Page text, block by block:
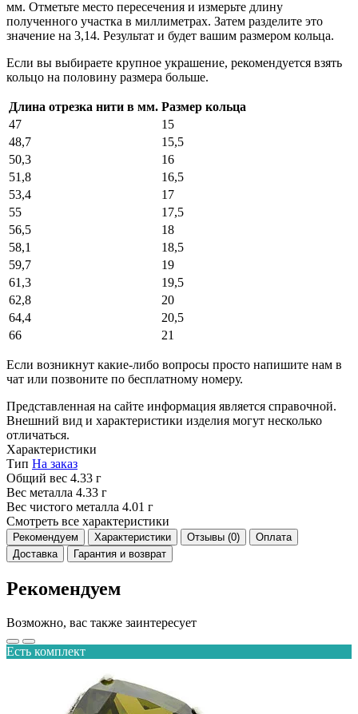
мм. Отметьте место пересечения и измерьте длину
полученного участка в миллиметрах. Затем разделите это
значение на 3,14. Результат и будет вашим размером кольца.
Если вы выбираете крупное украшение, рекомендуется взять
кольцо на половину размера больше.
Длина отрезка нити в мм. Размер кольца
47
15
48,7
15,5
50,3
16
51,8
16,5
53,4
17
55
17,5
56,5
18
58,1
18,5
59,7
19
61,3
19,5
62,8
20
64,4
20,5
66
21
Если возникнут какие-либо вопросы просто напишите нам в
чат или позвоните по бесплатному номеру.
Представленная на сайте информация является справочной.
Внешний вид и характеристики изделия могут несколько
отличаться.
Характеристики
Тип На заказ
Общий вес 4.33 г
Вес металла 4.33 г
Вес чистого металла 4.01 г
Смотреть все характеристики
Рекомендуем Характеристики Отзывы (0)
Оплата
Доставка
Гарантия и возврат
Рекомендуем
Возможно, вас также заинтересует
Есть комплект